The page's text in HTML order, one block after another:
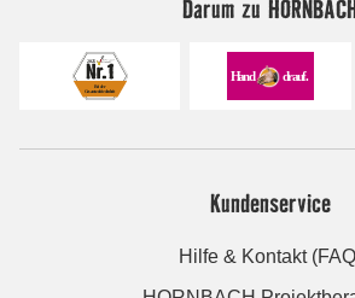
Darum zu
Kundenservice
Hilfe & Kontakt